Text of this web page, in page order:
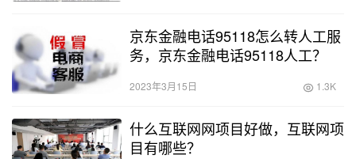
京东金融电话95118怎么转人工服
务，京东金融电话95118人工？
2023年3月15日 1.3K
什么互联网网项目好做，互联网项
目有哪些？